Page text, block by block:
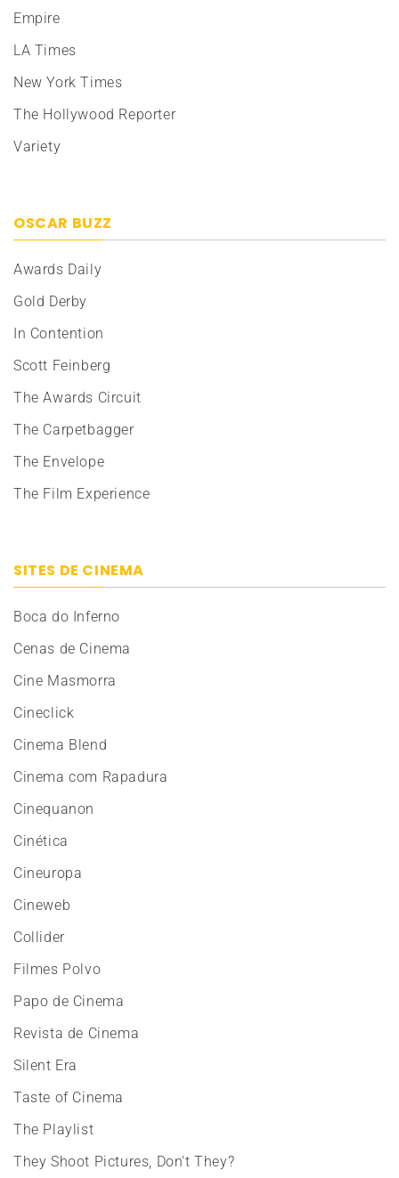
Empire
LA Times
New York Times
The Hollywood Reporter
Variety
OSCAR BUZZ
Awards Daily
Gold Derby
In Contention
Scott Feinberg
The Awards Circuit
The Carpetbagger
The Envelope
The Film Experience
SITES DE CINEMA
Boca do Inferno
Cenas de Cinema
Cine Masmorra
Cineclick
Cinema Blend
Cinema com Rapadura
Cinequanon
Cinética
Cineuropa
Cineweb
Collider
Filmes Polvo
Papo de Cinema
Revista de Cinema
Silent Era
Taste of Cinema
The Playlist
They Shoot Pictures, Don't They?